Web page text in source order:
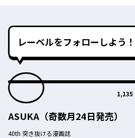
レーベルをフォローしよう！
1,135
ASUKA（奇数月24日発売）
40th 突き抜ける漫画誌